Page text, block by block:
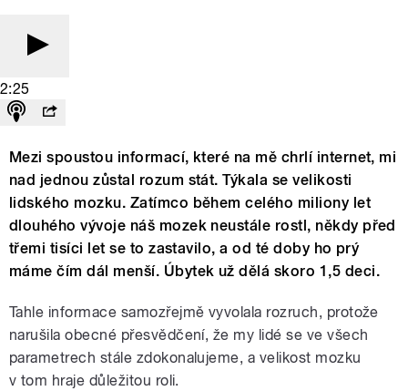
2:25
Mezi spoustou informací, které na mě chrlí internet, mi
nad jednou zůstal rozum stát. Týkala se velikosti
lidského mozku. Zatímco během celého miliony let
dlouhého vývoje náš mozek neustále rostl, někdy před
třemi tisíci let se to zastavilo, a od té doby ho prý
máme čím dál menší. Úbytek už dělá skoro 1,5 deci.
Tahle informace samozřejmě vyvolala rozruch, protože
narušila obecné přesvědčení, že my lidé se ve všech
parametrech stále zdokonalujeme, a velikost mozku
v tom hraje důležitou roli.